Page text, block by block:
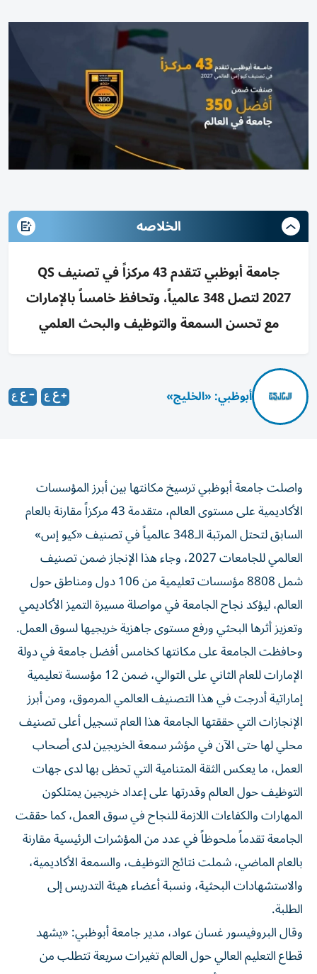
الخلاصه
جامعة أبوظبي تتقدم 43 مركزاً في تصنيف QS
2027 لتصل 348 عالمياً، وتحافظ خامساً بالإمارات
مع تحسن السمعة والتوظيف والبحث العلمي
أبوظبي: «الخليج»
واصلت جامعة أبوظبي ترسيخ مكانتها بين أبرز المؤسسات
الأكاديمية على مستوى العالم، متقدمة 43 مركزاً مقارنة بالعام
السابق لتحتل المرتبة الـ348 عالمياً في تصنيف «كيو إس»
العالمي للجامعات 2027، وجاء هذا الإنجاز ضمن تصنيف
شمل 8808 مؤسسات تعليمية من 106 دول ومناطق حول
العالم، ليؤكد نجاح الجامعة في مواصلة مسيرة التميز الأكاديمي
وتعزيز أثرها البحثي ورفع مستوى جاهزية خريجيها لسوق العمل.
وحافظت الجامعة على مكانتها كخامس أفضل جامعة في دولة
الإمارات للعام الثاني على التوالي، ضمن 12 مؤسسة تعليمية
إماراتية أدرجت في هذا التصنيف العالمي المرموق، ومن أبرز
الإنجازات التي حققتها الجامعة هذا العام تسجيل أعلى تصنيف
محلي لها حتى الآن في مؤشر سمعة الخريجين لدى أصحاب
العمل، ما يعكس الثقة المتنامية التي تحظى بها لدى جهات
التوظيف حول العالم وقدرتها على إعداد خريجين يمتلكون
المهارات والكفاءات اللازمة للنجاح في سوق العمل، كما حققت
الجامعة تقدماً ملحوظاً في عدد من المؤشرات الرئيسية مقارنة
بالعام الماضي، شملت نتائج التوظيف، والسمعة الأكاديمية،
والاستشهادات البحثية، ونسبة أعضاء هيئة التدريس إلى
الطلبة.
وقال البروفيسور غسان عواد، مدير جامعة أبوظبي: «يشهد
قطاع التعليم العالي حول العالم تغيرات سريعة تتطلب من